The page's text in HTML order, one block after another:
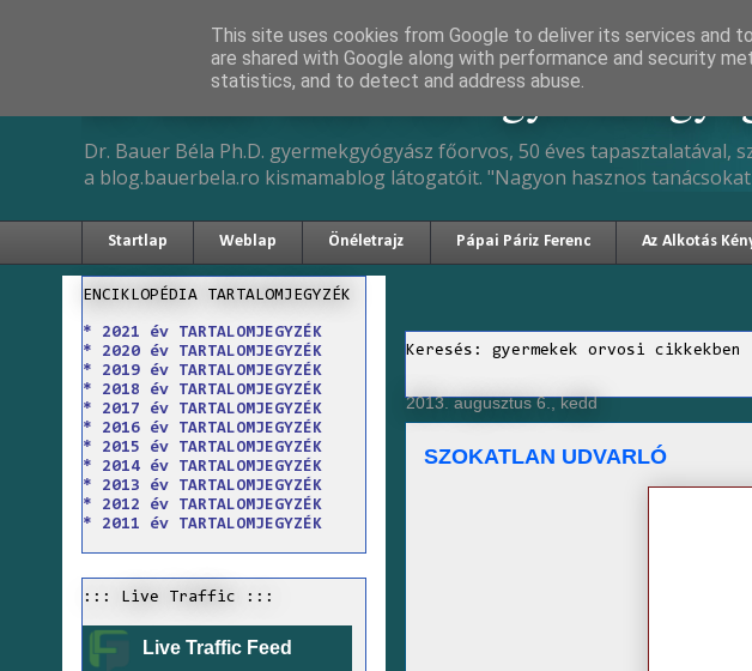
Dr. Bauer Béla Ph.D.
Dr. Bauer Béla Ph.D. gyermekgyógyász főorvos, 50 éves
a blog.bauerbela.ro kismamablog látogatóit. "Nagyon hasznos
Startlap Weblap Önéletrajz Pápai Páriz Ferenc Az Alkotás
Keresés: gyermekek orvosi
2013. augusztus 6., kedd
SZOKATLAN UDVARLÓ
ENCIKLOPÉDIA TARTALOMJEGYZÉK
* 2021 év TARTALOMJEGYZÉK
* 2020 év TARTALOMJEGYZÉK
* 2019 év TARTALOMJEGYZÉK
* 2018 év TARTALOMJEGYZÉK
* 2017 év TARTALOMJEGYZÉK
* 2016 év TARTALOMJEGYZÉK
* 2015 év TARTALOMJEGYZÉK
* 2014 év TARTALOMJEGYZÉK
* 2013 év TARTALOMJEGYZÉK
* 2012 év TARTALOMJEGYZÉK
* 2011 év TARTALOMJEGYZÉK
::: Live Traffic :::
Live Traffic Feed
This site uses cookies from Google to deliver its services and
are shared with Google along with performance and security
statistics, and to detect and address abuse.